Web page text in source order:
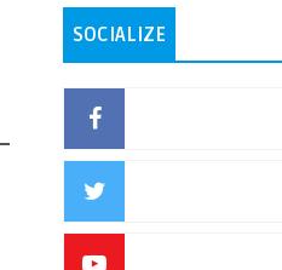
SOCIALIZE